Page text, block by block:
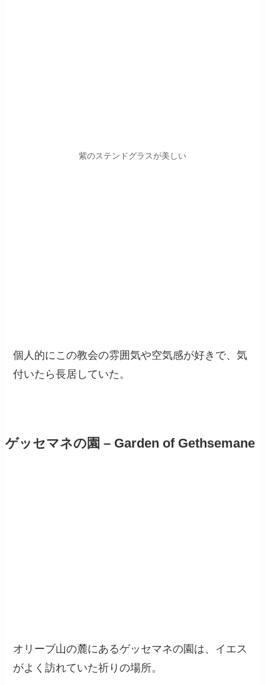
紫のステンドグラスが美しい
個人的にこの教会の雰囲気や空気感が好きで、気
付いたら長居していた。
ゲッセマネの園 – Garden of Gethsemane
オリーブ山の麓にあるゲッセマネの園は、イエス
がよく訪れていた祈りの場所。